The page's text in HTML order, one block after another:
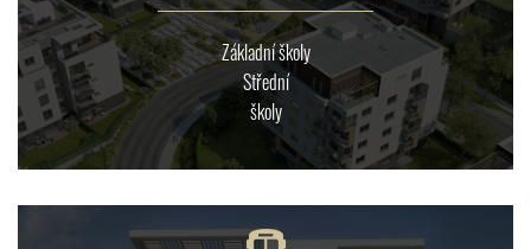
Základní školy
Střední
školy